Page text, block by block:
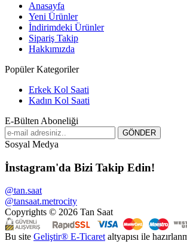
Anasayfa
Yeni Ürünler
İndirimdeki Ürünler
Sipariş Takip
Hakkımızda
Popüler Kategoriler
Erkek Kol Saati
Kadın Kol Saati
E-Bülten Aboneliği
Sosyal Medya
İnstagram'da Bizi Takip Edin!
@tan.saat
@tansaat.metrocity
Copyrights © 2026 Tan Saat
Bu site Geliştir® E-Ticaretaltyapısı ile